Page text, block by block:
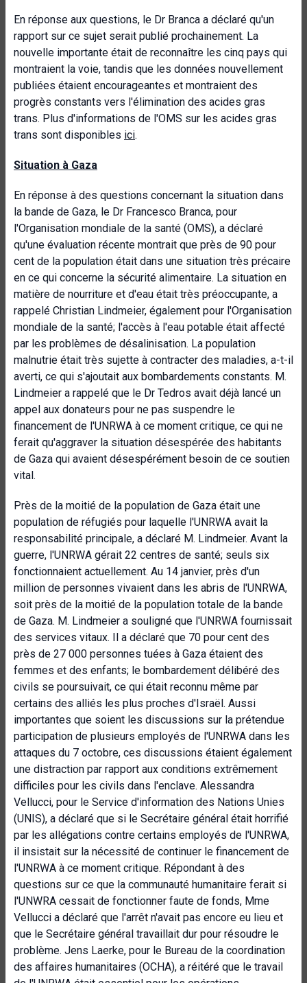
En réponse aux questions, le Dr Branca a déclaré qu'un
rapport sur ce sujet serait publié prochainement. La
nouvelle importante était de reconnaître les cinq pays qui
montraient la voie, tandis que les données nouvellement
publiées étaient encourageantes et montraient des
progrès constants vers l'élimination des acides gras
trans. Plus d'informations de l'OMS sur les acides gras
trans sont disponibles ici.
Situation à Gaza
En réponse à des questions concernant la situation dans
la bande de Gaza, le Dr Francesco Branca, pour
l'Organisation mondiale de la santé (OMS), a déclaré
qu'une évaluation récente montrait que près de 90 pour
cent de la population était dans une situation très précaire
en ce qui concerne la sécurité alimentaire. La situation en
matière de nourriture et d'eau était très préoccupante, a
rappelé Christian Lindmeier, également pour l'Organisation
mondiale de la santé; l'accès à l'eau potable était affecté
par les problèmes de désalinisation. La population
malnutrie était très sujette à contracter des maladies, a-t-il
averti, ce qui s'ajoutait aux bombardements constants. M.
Lindmeier a rappelé que le Dr Tedros avait déjà lancé un
appel aux donateurs pour ne pas suspendre le
financement de l'UNRWA à ce moment critique, ce qui ne
ferait qu'aggraver la situation désespérée des habitants
de Gaza qui avaient désespérément besoin de ce soutien
vital.
Près de la moitié de la population de Gaza était une
population de réfugiés pour laquelle l'UNRWA avait la
responsabilité principale, a déclaré M. Lindmeier. Avant la
guerre, l'UNRWA gérait 22 centres de santé; seuls six
fonctionnaient actuellement. Au 14 janvier, près d'un
million de personnes vivaient dans les abris de l'UNRWA,
soit près de la moitié de la population totale de la bande
de Gaza. M. Lindmeier a souligné que l'UNRWA fournissait
des services vitaux. Il a déclaré que 70 pour cent des
près de 27 000 personnes tuées à Gaza étaient des
femmes et des enfants; le bombardement délibéré des
civils se poursuivait, ce qui était reconnu même par
certains des alliés les plus proches d'Israël. Aussi
importantes que soient les discussions sur la prétendue
participation de plusieurs employés de l'UNRWA dans les
attaques du 7 octobre, ces discussions étaient également
une distraction par rapport aux conditions extrêmement
difficiles pour les civils dans l'enclave. Alessandra
Vellucci, pour le Service d'information des Nations Unies
(UNIS), a déclaré que si le Secrétaire général était horrifié
par les allégations contre certains employés de l'UNRWA,
il insistait sur la nécessité de continuer le financement de
l'UNRWA à ce moment critique. Répondant à des
questions sur ce que la communauté humanitaire ferait si
l'UNWRA cessait de fonctionner faute de fonds, Mme
Vellucci a déclaré que l'arrêt n'avait pas encore eu lieu et
que le Secrétaire général travaillait dur pour résoudre le
problème. Jens Laerke, pour le Bureau de la coordination
des affaires humanitaires (OCHA), a réitéré que le travail